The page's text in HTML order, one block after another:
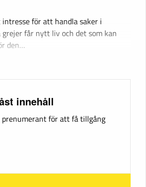
för att handla saker i
grejer får nytt liv och det som kan
den…
innehåll
prenumerant för att få tillgång